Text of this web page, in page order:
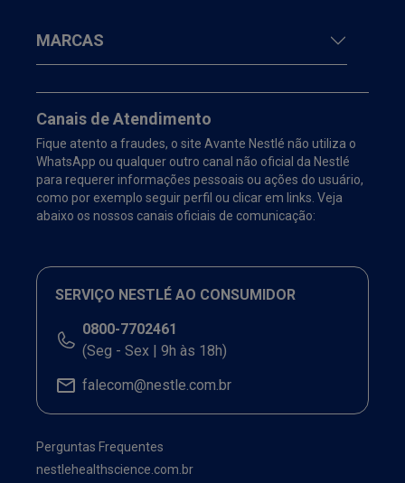
MARCAS
Canais de Atendimento
Fique atento a fraudes, o site Avante Nestlé não utiliza o
WhatsApp ou qualquer outro canal não oficial da Nestlé
para requerer informações pessoais ou ações do usuário,
como por exemplo seguir perfil ou clicar em links. Veja
abaixo os nossos canais oficiais de comunicação:
SERVIÇO NESTLÉ AO CONSUMIDOR
0800-7702461
(Seg - Sex | 9h às 18h)
falecom@nestle.com.br
Perguntas Frequentes
nestlehealthscience.com.br